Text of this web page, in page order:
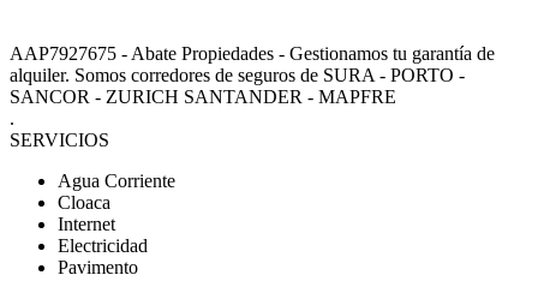
AAP7927675 - Abate Propiedades - Gestionamos tu garantía de
alquiler. Somos corredores de seguros de SURA - PORTO -
SANCOR - ZURICH SANTANDER - MAPFRE
.
SERVICIOS
Agua Corriente
Cloaca
Internet
Electricidad
Pavimento